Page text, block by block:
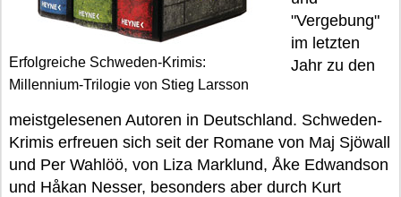
Erfolgreiche Schweden-Krimis:
Millennium-Trilogie von Stieg Larsson
"Vergebung"
im letzten
Jahr zu den
meistgelesenen Autoren in Deutschland. Schweden-
Krimis erfreuen sich seit der Romane von Maj Sjöwall
und Per Wahlöö, von Liza Marklund, Åke Edwandson
und Håkan Nesser, besonders aber durch Kurt